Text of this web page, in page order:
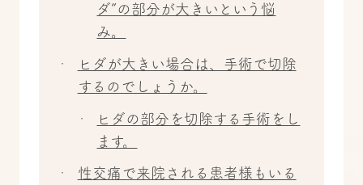
ダ”の部分が大きいという悩
み。
ヒダが大きい場合は、手術で切除
するのでしょうか。
ヒダの部分を切除する手術をし
ます。
性交痛で来院される患者様もいる